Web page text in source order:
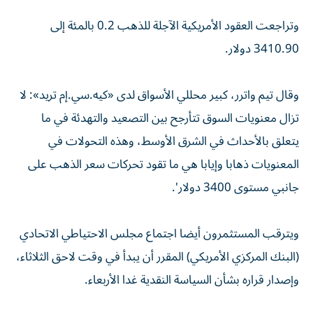
وتراجعت العقود الأمريكية الآجلة للذهب 0.2 بالمئة إلى
3410.90 دولار.
وقال تيم واترر، كبير محللي الأسواق لدى «كيه.سي.إم تريد»: لا
تزال معنويات السوق تتأرجح بين التصعيد والتهدئة في ما
يتعلق بالأحداث في الشرق الأوسط، وهذه التحولات في
المعنويات ذهابا وإيابا هي ما تقود تحركات سعر الذهب على
جانبي مستوى 3400 دولار'.
ويترقب المستثمرون أيضا اجتماع مجلس الاحتياطي الاتحادي
(البنك المركزي الأمريكي) المقرر أن يبدأ في وقت لاحق الثلاثاء،
وإصدار قراره بشأن السياسة النقدية غدا الأربعاء.